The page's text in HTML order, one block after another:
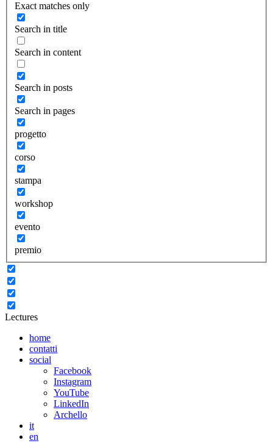
Exact matches only
Search in title
Search in content
Search in posts
Search in pages
progetto
corso
stampa
workshop
evento
premio
Lectures
home
contatti
social
Facebook
Instagram
YouTube
LinkedIn
Archello
it
en